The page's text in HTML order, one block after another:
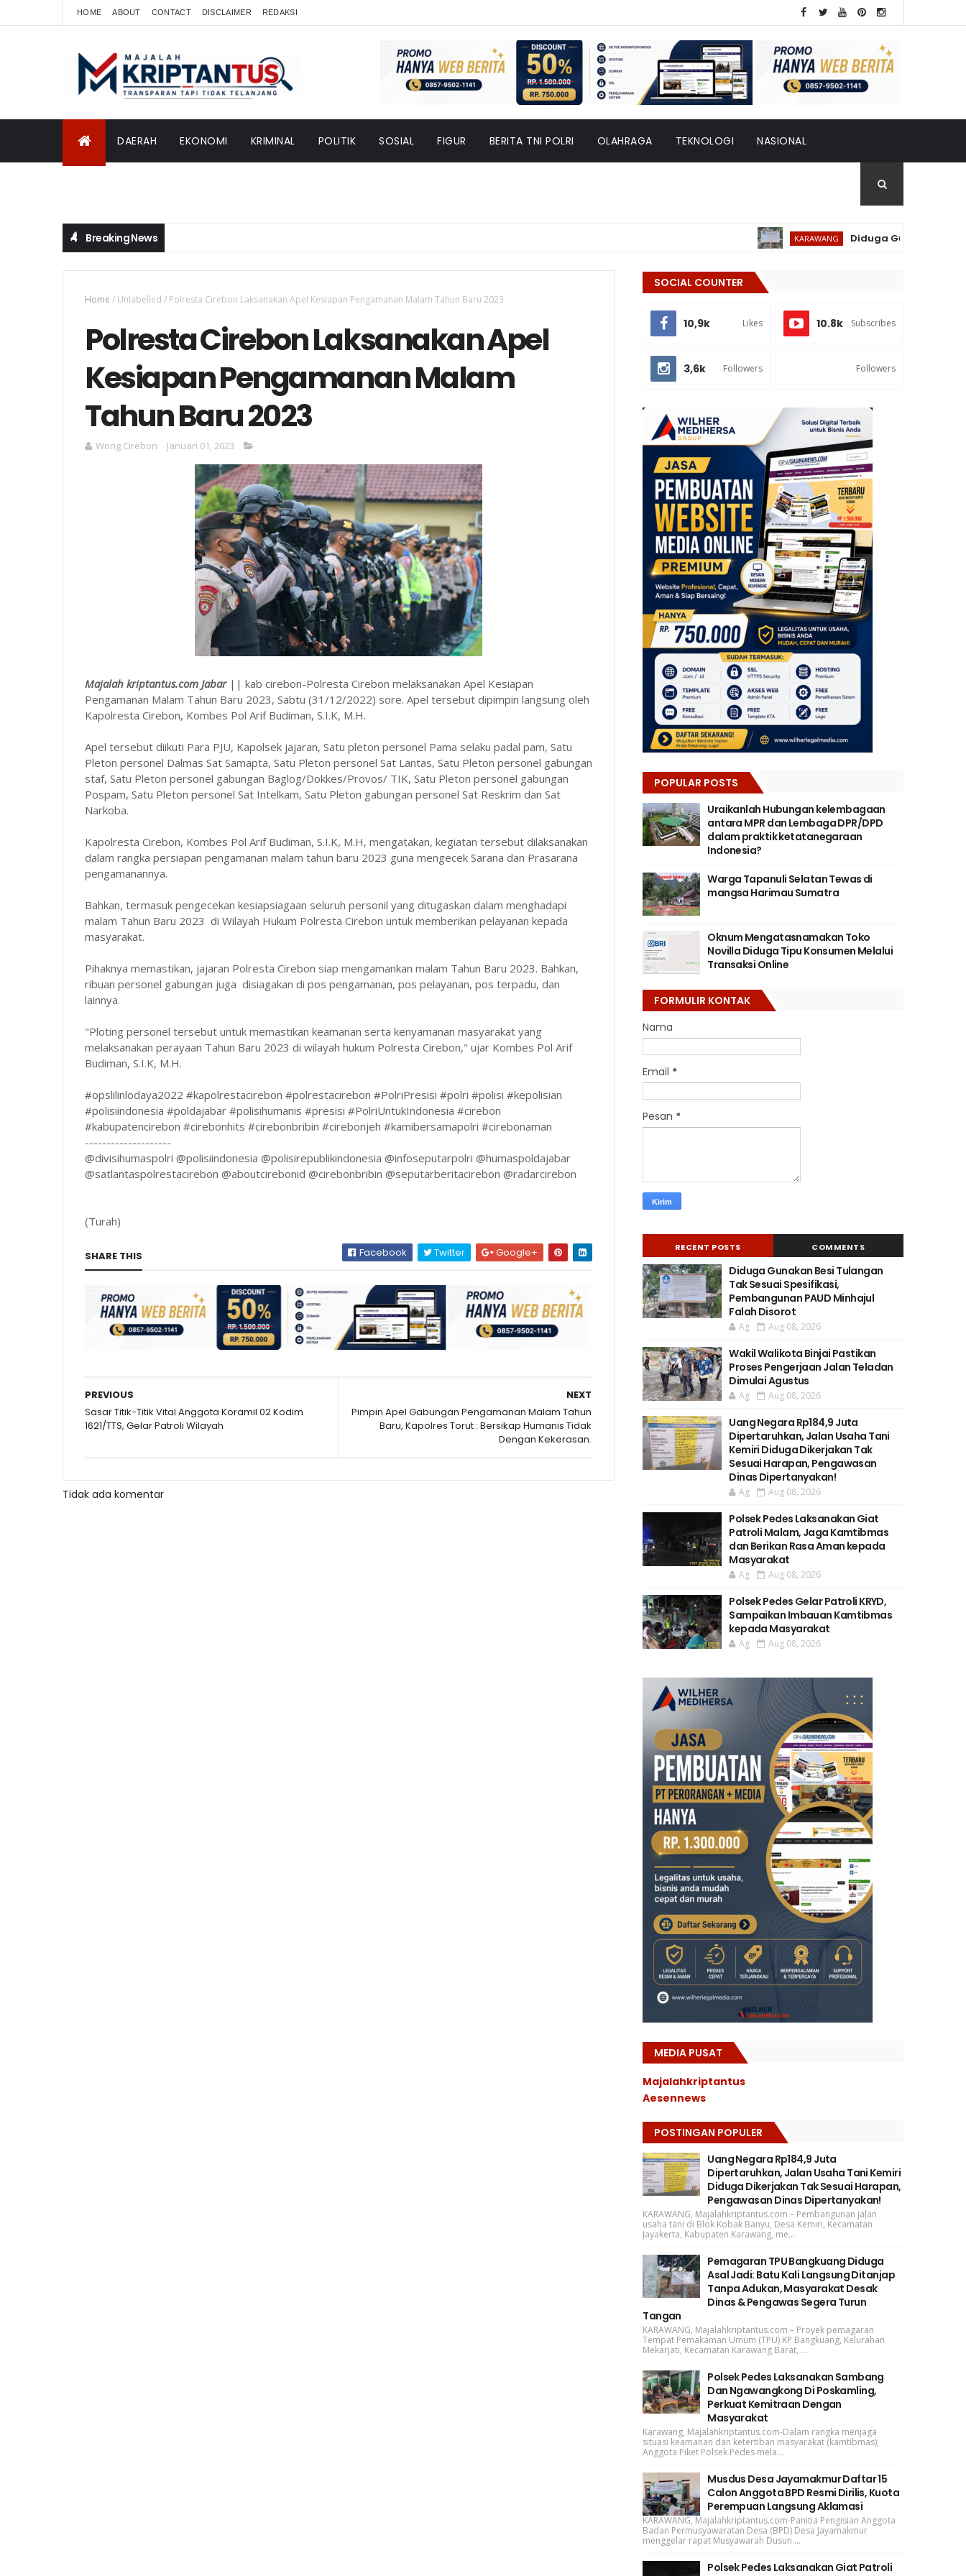
HOME ABOUT CONTACT DISCLAIMER REDAKSI
DAERAH EKONOMI KRIMINAL POLITIK SOSIAL FIGUR BERITA TNI POLRI OLAHRAGA TEKNOLOGI NASIONAL
Breaking News KARAWANG Diduga Gunakan Besi
Home / Unlabelled / Polresta Cirebon Laksanakan Apel Kesiapan Pengamanan Malam Tahun Baru 2023
Polresta Cirebon Laksanakan Apel
Kesiapan Pengamanan Malam
Tahun Baru 2023
Wong Cirebon Januari 01, 2023
Majalah kriptantus.com Jabar|| kab cirebon-Polresta Cirebon melaksanakan Apel Kesiapan
Pengamanan Malam Tahun Baru 2023, Sabtu (31/12/2022) sore. Apel tersebut dipimpin langsung oleh
Kapolresta Cirebon, Kombes Pol Arif Budiman, S.I.K, M.H.
Apel tersebut diikuti Para PJU, Kapolsek jajaran, Satu pleton personel Pama selaku padal pam, Satu
Pleton personel Dalmas Sat Samapta, Satu Pleton personel Sat Lantas, Satu Pleton personel gabungan
staf, Satu Pleton personel gabungan Baglog/Dokkes/Provos/ TIK, Satu Pleton personel gabungan
Pospam, Satu Pleton personel Sat Intelkam, Satu Pleton gabungan personel Sat Reskrim dan Sat
Narkoba.
Kapolresta Cirebon, Kombes Pol Arif Budiman, S.I.K, M.H, mengatakan, kegiatan tersebut dilaksanakan
dalam rangka persiapan pengamanan malam tahun baru 2023 guna mengecek Sarana dan Prasarana
pengamanannya.
Bahkan, termasuk pengecekan kesiapsiagaan seluruh personil yang ditugaskan dalam menghadapi
malam Tahun Baru 2023 di Wilayah Hukum Polresta Cirebon untuk memberikan pelayanan kepada
masyarakat.
Pihaknya memastikan, jajaran Polresta Cirebon siap mengamankan malam Tahun Baru 2023. Bahkan,
ribuan personel gabungan juga disiagakan di pos pengamanan, pos pelayanan, pos terpadu, dan
lainnya.
"Ploting personel tersebut untuk memastikan keamanan serta kenyamanan masyarakat yang
melaksanakan perayaan Tahun Baru 2023 di wilayah hukum Polresta Cirebon," ujar Kombes Pol Arif
Budiman, S.I.K, M.H.
#opslilinlodaya2022 #kapolrestacirebon #polrestacirebon #PolriPresisi #polri #polisi #kepolisian
#polisiindonesia #poldajabar #polisihumanis #presisi #PolriUntukIndonesia #cirebon
#kabupatencirebon #cirebonhits #cirebonbribin #cirebonjeh #kamibersamapolri #cirebonaman
--------------------
@divisihumaspolri @polisiindonesia @polisirepublikindonesia @infoseputarpolri @humaspoldajabar
@satlantaspolrestacirebon @aboutcirebonid @cirebonbribin @seputarberitacirebon @radarcirebon
(Turah)
SHARE THIS Facebook Twitter Google+
NEXT
Pimpin Apel Gabungan Pengamanan Malam Tahun
Baru, Kapolres Torut : Bersikap Humanis Tidak
Dengan Kekerasan.
PREVIOUS
Sasar Titik-Titik Vital Anggota Koramil 02 Kodim
1621/TTS, Gelar Patroli Wilayah
Tidak ada komentar
SOCIAL COUNTER
10,9k Likes 10.8k Subscribes
3,6k Followers Followers
POPULAR POSTS
Uraikanlah Hubungan kelembagaan
antara MPR dan Lembaga DPR/DPD
dalam praktik ketatanegaraan
Indonesia?
Warga Tapanuli Selatan Tewas di
mangsa Harimau Sumatra
Oknum Mengatasnamakan Toko
Novilla Diduga Tipu Konsumen Melalui
Transaksi Online
FORMULIR KONTAK
Nama
Email *
Pesan *
RECENT POSTS COMMENTS
Diduga Gunakan Besi Tulangan
Tak Sesuai Spesifikasi,
Pembangunan PAUD Minhajul
Falah Disorot
Ag Aug 08, 2026
Wakil Walikota Binjai Pastikan
Proses Pengerjaan Jalan Teladan
Dimulai Agustus
Ag Aug 08, 2026
Uang Negara Rp184,9 Juta
Dipertaruhkan, Jalan Usaha Tani
Kemiri Diduga Dikerjakan Tak
Sesuai Harapan, Pengawasan
Dinas Dipertanyakan!
Ag Aug 08, 2026
Polsek Pedes Laksanakan Giat
Patroli Malam, Jaga Kamtibmas
dan Berikan Rasa Aman kepada
Masyarakat
Ag Aug 08, 2026
Polsek Pedes Gelar Patroli KRYD,
Sampaikan Imbauan Kamtibmas
kepada Masyarakat
Ag Aug 08, 2026
MEDIA PUSAT
Majalahkriptantus
Aesennews
POSTINGAN POPULER
Uang Negara Rp184,9 Juta
Dipertaruhkan, Jalan Usaha Tani Kemiri
Diduga Dikerjakan Tak Sesuai Harapan,
Pengawasan Dinas Dipertanyakan!
KARAWANG, Majalahkriptantus.com – Pembangunan jalan
usaha tani di Blok Kobak Banyu, Desa Kemiri, Kecamatan
Jayakerta, Kabupaten Karawang, me...
Pemagaran TPU Bangkuang Diduga
Asal Jadi: Batu Kali Langsung Ditanjap
Tanpa Adukan, Masyarakat Desak
Dinas & Pengawas Segera Turun
Tangan
KARAWANG, Majalahkriptantus.com – Proyek pemagaran
Tempat Pemakaman Umum (TPU) KP Bangkuang, Kelurahan
Mekarjati, Kecamatan Karawang Barat, ...
Polsek Pedes Laksanakan Sambang
Dan Ngawangkong Di Poskamling,
Perkuat Kemitraan Dengan
Masyarakat
Karawang, Majalahkriptantus.com-Dalam rangka menjaga
situasi keamanan dan ketertiban masyarakat (kamtibmas),
Anggota Piket Polsek Pedes mela...
Musdus Desa Jayamakmur Daftar 15
Calon Anggota BPD Resmi Dirilis, Kuota
Perempuan Langsung Aklamasi
KARAWANG, Majalahkriptantus.com-Panitia Pengisian Anggota
Badan Permusyawaratan Desa (BPD) Desa Jayamakmur
menggelar rapat Musyawarah Dusun ...
Polsek Pedes Laksanakan Giat Patroli